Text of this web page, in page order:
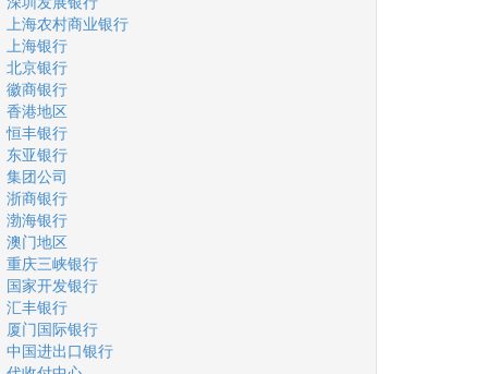
上海农村商业银行
上海银行
北京银行
徽商银行
香港地区
恒丰银行
东亚银行
集团公司
浙商银行
渤海银行
澳门地区
重庆三峡银行
国家开发银行
汇丰银行
厦门国际银行
中国进出口银行